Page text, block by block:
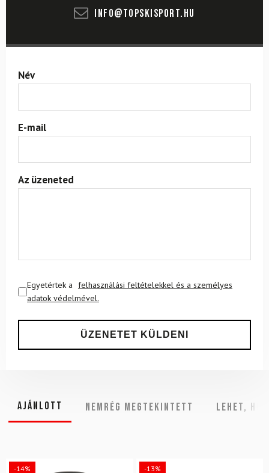
info@topskisport.hu
Név
E-mail
Az üzeneted
Egyetértek a felhasználási feltételekkel és a személyes
adatok védelmével.
Ajánlott NEMRÉG MEGTEKINTETT Lehet,
-14% -13%